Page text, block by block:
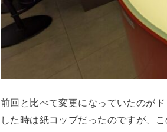
前回と比べて変更になっていたのが
した時は紙コップだったのですが、